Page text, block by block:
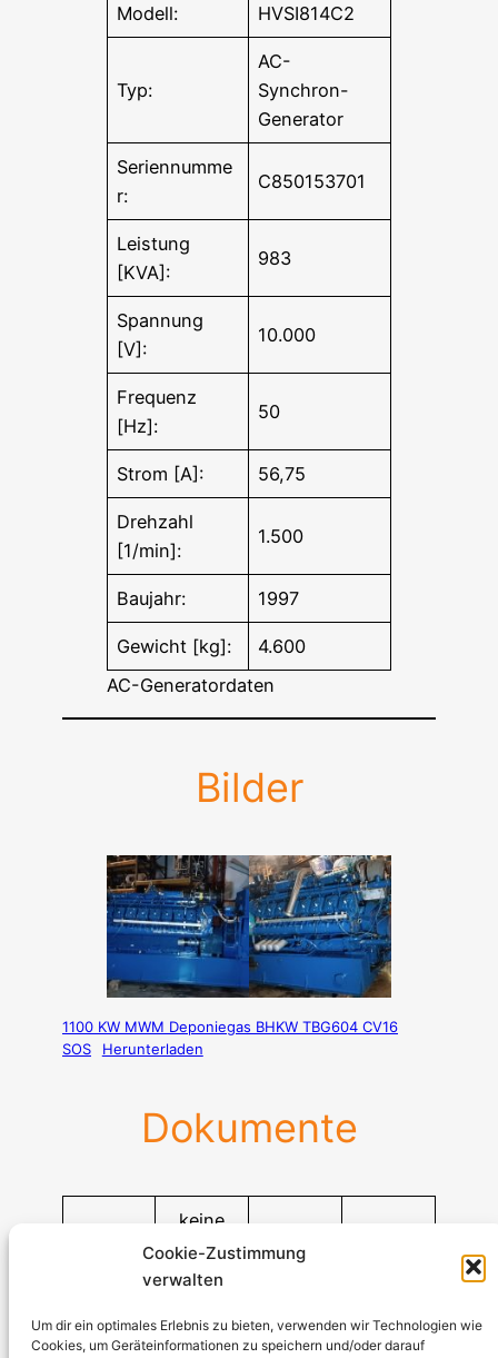
Cookie-Zustimmung
verwalten
Um dir ein optimales Erlebnis zu bieten, verwenden wir Technologien wie
Cookies, um Geräteinformationen zu speichern und/oder darauf
Modell: HVSI814C2
Typ:
AC-
Synchron-
Generator
Seriennumme
r:
C850153701
Leistung
[KVA]:
983
Spannung
[V]:
10.000
Frequenz
[Hz]:
50
Strom [A]: 56,75
Drehzahl
[1/min]:
1.500
Baujahr: 1997
Gewicht [kg]:
4.600
AC-Generatordaten
Bilder
1100 KW MWM Deponiegas BHKW TBG604 CV16
SOS
Herunterladen
Dokumente
keine
Kürtener Straße 13, D-51465 Bergisch Gladbach
Geschäftsführer: Andre Kandlin